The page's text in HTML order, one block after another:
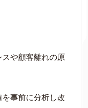
スや顧客離れの原
事前に分析し改